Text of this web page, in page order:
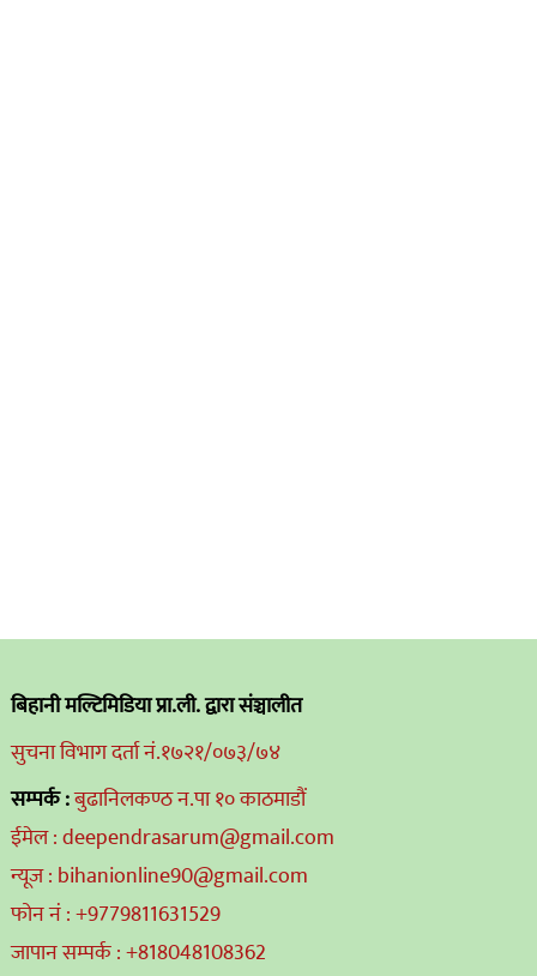
बिहानी मल्टिमिडिया प्रा.ली. द्वारा संञ्चालीत
सुचना विभाग दर्ता नं.१७२१/०७३/७४
सम्पर्क :बुढानिलकण्ठ न.पा १० काठमाडौं
ईमेल : deependrasarum@gmail.com
न्यूज : bihanionline90@gmail.com
फोन नं : +9779811631529
जापान सम्पर्क : +818048108362